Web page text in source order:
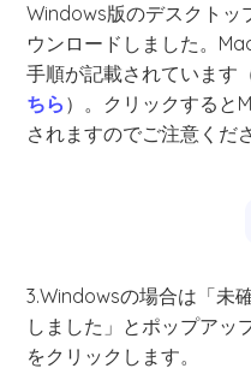
Windows版のデスクト
ウンロードしました。
手順が記載されています
ちら ）。クリックすると
されますのでご注意くだ
3.Windowsの場合は「未
しました」とポップアッ
をクリックします。